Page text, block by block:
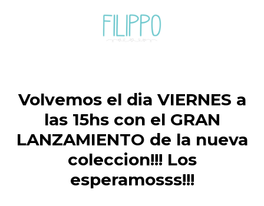
Volvemos el dia VIERNES a
las 15hs con el GRAN
LANZAMIENTO de la nueva
coleccion!!! Los
esperamosss!!!